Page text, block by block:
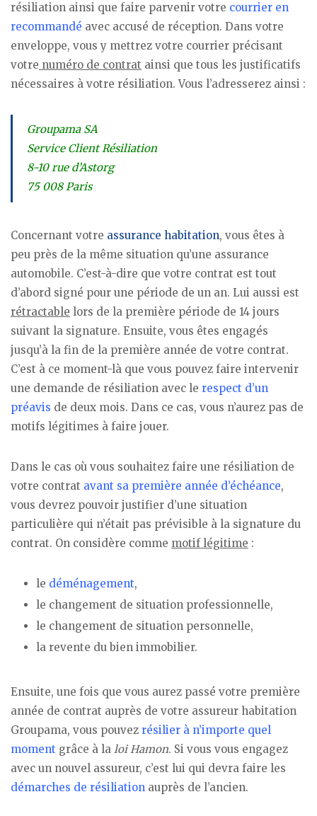
résiliation ainsi que faire parvenir votre courrier en
recommandé avec accusé de réception. Dans votre
enveloppe, vous y mettrez votre courrier précisant
votre numéro de contrat ainsi que tous les justificatifs
nécessaires à votre résiliation. Vous l’adresserez ainsi :
Groupama SA
Service Client Résiliation
8-10 rue d’Astorg
75 008 Paris
Concernant votre assurance habitation, vous êtes à
peu près de la même situation qu’une assurance
automobile. C’est-à-dire que votre contrat est tout
d’abord signé pour une période de un an. Lui aussi est
rétractable lors de la première période de 14 jours
suivant la signature. Ensuite, vous êtes engagés
jusqu’à la fin de la première année de votre contrat.
C’est à ce moment-là que vous pouvez faire intervenir
une demande de résiliation avec le respect d’un
préavis de deux mois. Dans ce cas, vous n’aurez pas de
motifs légitimes à faire jouer.
Dans le cas où vous souhaitez faire une résiliation de
votre contrat avant sa première année d’échéance,
vous devrez pouvoir justifier d’une situation
particulière qui n’était pas prévisible à la signature du
contrat. On considère comme motif légitime :
le déménagement,
le changement de situation professionnelle,
le changement de situation personnelle,
la revente du bien immobilier.
Ensuite, une fois que vous aurez passé votre première
année de contrat auprès de votre assureur habitation
Groupama, vous pouvez résilier à n’importe quel
moment grâce à la loi Hamon. Si vous vous engagez
avec un nouvel assureur, c’est lui qui devra faire les
démarches de résiliation auprès de l’ancien.